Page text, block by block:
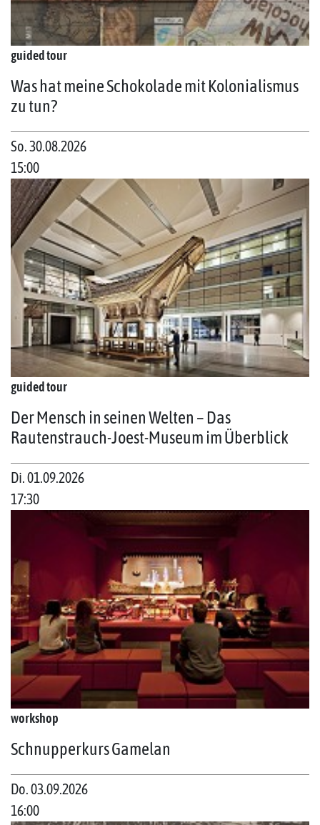
guided tour
Was hat meine Schokolade mit Kolonialismus
zu tun?
So. 30.08.2026
15:00
guided tour
Der Mensch in seinen Welten – Das
Rautenstrauch-Joest-Museum im Überblick
Di. 01.09.2026
17:30
workshop
Schnupperkurs Gamelan
Do. 03.09.2026
16:00